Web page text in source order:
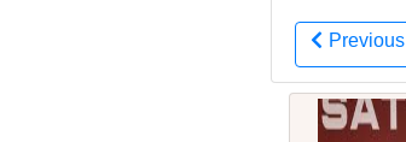
Previous